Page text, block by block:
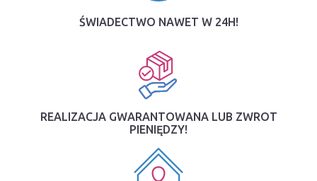
ŚWIADECTWO NAWET W 24H!
REALIZACJA GWARANTOWANA LUB ZWROT
PIENIĘDZY!